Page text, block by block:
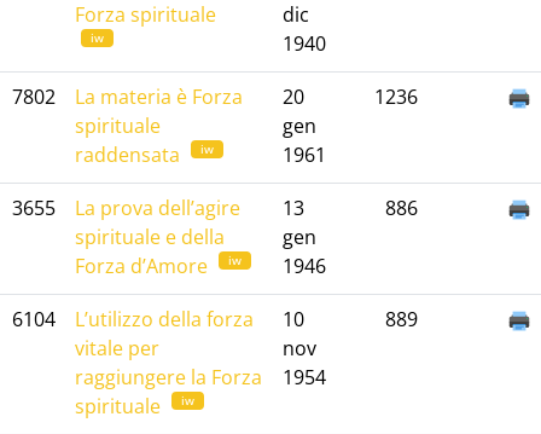
Forza spirituale
iw
dic
1940
7802
La materia è Forza
spirituale
raddensata
iw
20
gen
1961
1236
3655
La prova dell’agire
spirituale e della
Forza d’Amore
iw
13
gen
1946
886
6104
L’utilizzo della forza
vitale per
raggiungere la Forza
spirituale
iw
10
nov
1954
889